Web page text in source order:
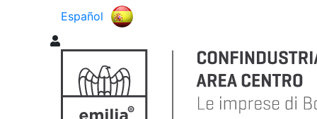
Español